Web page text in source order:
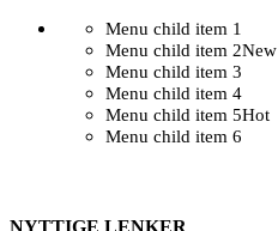
Menu child item 1
Menu child item 2New
Menu child item 3
Menu child item 4
Menu child item 5Hot
Menu child item 6
NYTTIGE LENKER